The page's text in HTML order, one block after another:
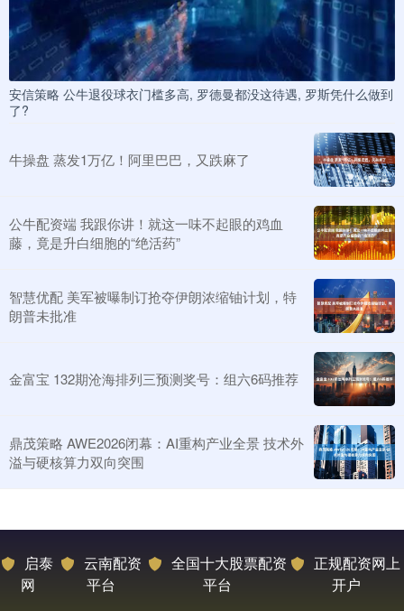
安信策略 公牛退役球衣门槛多高, 罗德曼都没这待遇, 罗斯凭什么做到
了?
牛操盘 蒸发1万亿！阿里巴巴，又跌麻了
公牛配资端 我跟你讲！就这一味不起眼的鸡血
藤，竟是升白细胞的“绝活药”
智慧优配 美军被曝制订抢夺伊朗浓缩铀计划，特
朗普未批准
金富宝 132期沧海排列三预测奖号：组六6码推荐
鼎茂策略 AWE2026闭幕：AI重构产业全景 技术外
溢与硬核算力双向突围
启泰
网
云南配资
平台
全国十大股票配资
平台
正规配资网上
开户